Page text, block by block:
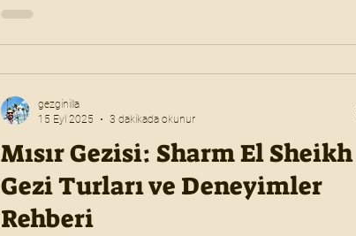
ipucuyla anlattım. İstanbul’dan uçuştan başlayarak, şehir
merkezine ulaşım, gezilecek yerler, yeme-içme önerileri ve
Mısır Gezisi: Sharm El Sheikh
Gezi Turları ve Deneyimler
Rehberi
gezginilla
15 Eyl 2025
3 dakikada okunur